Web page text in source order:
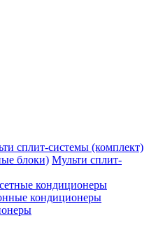
сплит-системы (комплект)
блоки) Мульти сплит-
кондиционеры
кондиционеры